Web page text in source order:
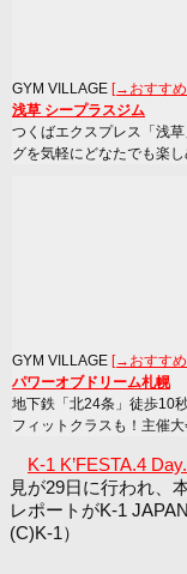
GYM VILLAGE [→おすす
浅草 シープラスジム
つくばエクスプレス「浅
グを気軽にどなたでも楽し
GYM VILLAGE [→おすす
パワーオブドリーム札幌
地下鉄「北24条」徒歩10
フィットクラスも！主催
K-1 K’FESTA.4
見が29日に行われ、
レポートがK-1
(C)K-1）